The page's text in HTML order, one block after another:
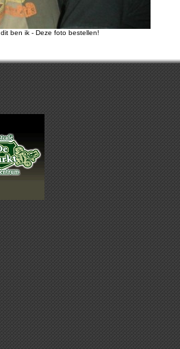
dit ben ik- Deze foto bestellen!